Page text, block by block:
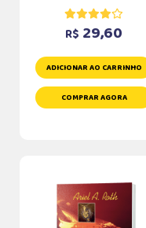
R$ 29,60
ADICIONAR AO CARRINHO
COMPRAR AGORA